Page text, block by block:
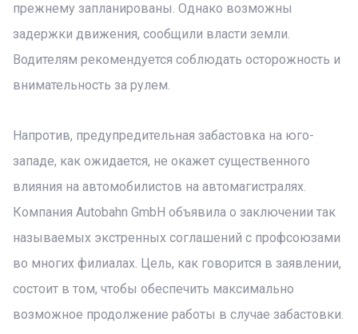
прежнему запланированы. Однако возможны
задержки движения, сообщили власти земли.
Водителям рекомендуется соблюдать осторожность и
внимательность за рулем.
Напротив, предупредительная забастовка на юго-
западе, как ожидается, не окажет существенного
влияния на автомобилистов на автомагистралях.
Компания Autobahn GmbH объявила о заключении так
называемых экстренных соглашений с профсоюзами
во многих филиалах. Цель, как говорится в заявлении,
состоит в том, чтобы обеспечить максимально
возможное продолжение работы в случае забастовки.